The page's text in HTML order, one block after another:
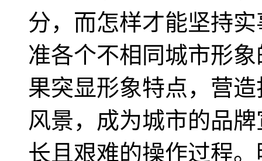
分，而怎样才能坚持
准各个不相同城市形
果突显形象特点，营
风景，成为城市的品
长且艰难的操作过程